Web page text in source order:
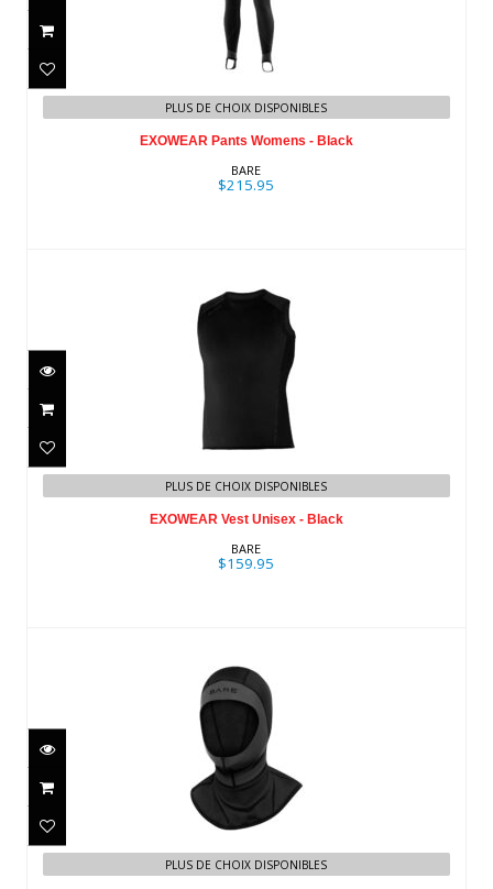
EXOWEAR Pants Womens - Black
$215.95
PLUS DE CHOIX DISPONIBLES
EXOWEAR Pants Womens - Black
BARE
$215.95
EXOWEAR Vest Unisex - Black
$159.95
PLUS DE CHOIX DISPONIBLES
EXOWEAR Vest Unisex - Black
BARE
$159.95
EXOWEAR Hood Unisex - Black
$65.95
PLUS DE CHOIX DISPONIBLES